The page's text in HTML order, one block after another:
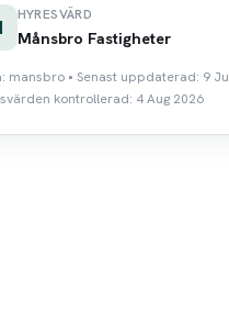
HYRESVÄRD
Månsbro Fastigheter
mansbro • Senast uppdaterad: 9
kontrollerad: 4 Aug 2026